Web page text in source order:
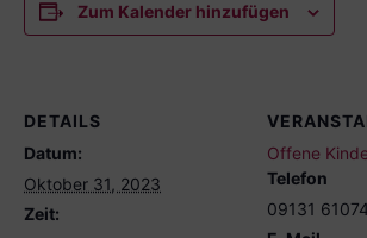
Zum Kalender hinzufügen
DETAILS
Datum:
Oktober 31, 2023
Zeit:
Offene
Telefon
09131